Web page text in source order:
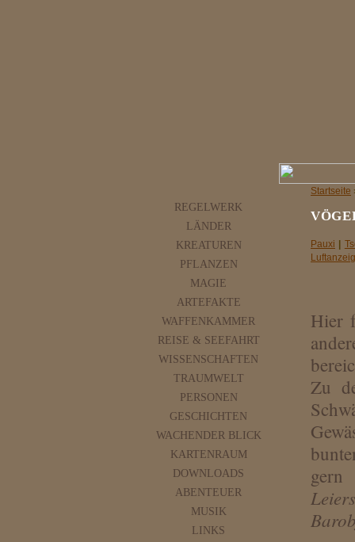
REGELWERK
LÄNDER
KREATUREN
PFLANZEN
MAGIE
ARTEFAKTE
WAFFENKAMMER
REISE & SEEFAHRT
WISSENSCHAFTEN
TRAUMWELT
PERSONEN
GESCHICHTEN
WACHENDER BLICK
KARTENRAUM
DOWNLOADS
ABENTEUER
MUSIK
LINKS
Startseite
Pauxi
Hier
Zu